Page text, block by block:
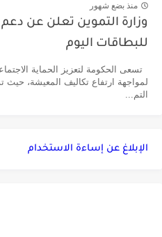
منذ بضع شهور
للبطاقات اليوم
تسعى الحكومة لتعزيز الحماية
لمواجهة ارتفاع تكاليف المعيشة، حيث
التم...
الإبلاغ عن إساءة الاستخدام